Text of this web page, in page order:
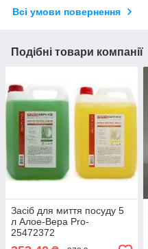
Всі умови повернення
Подібні товари компанії
Засіб для миття посуду 5
л Алое-Вера Pro-
25472372